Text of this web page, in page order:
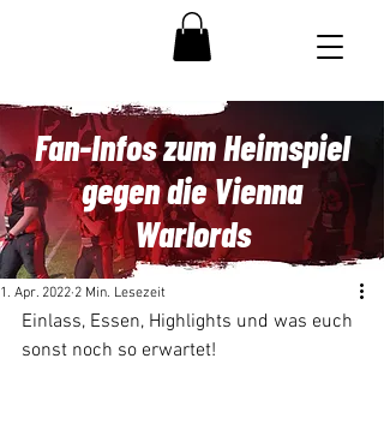
Fan-Infos zum Heimspiel
gegen die Vienna
Warlords
1. Apr. 2022 2 Min. Lesezeit
Einlass, Essen, Highlights und was euch
sonst noch so erwartet!